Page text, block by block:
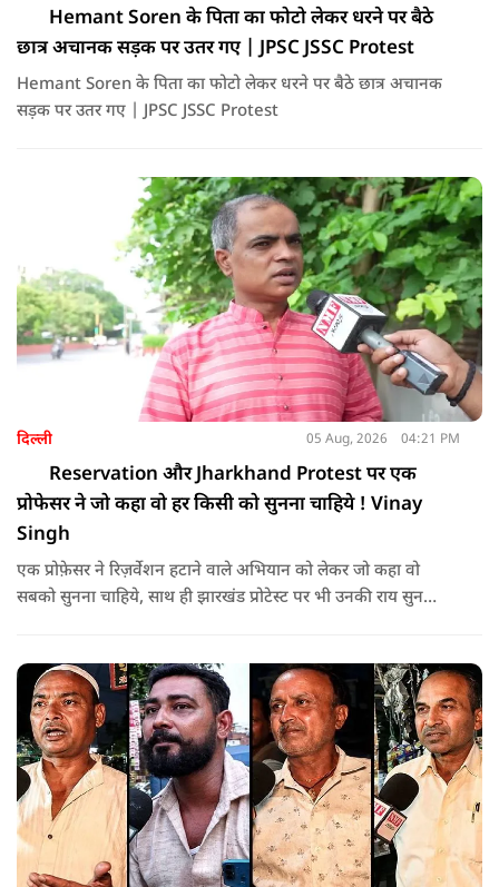
Hemant Soren के पिता का फोटो लेकर धरने पर बैठे
छात्र अचानक सड़क पर उतर गए | JPSC JSSC Protest
Hemant Soren के पिता का फोटो लेकर धरने पर बैठे छात्र अचानक
सड़क पर उतर गए | JPSC JSSC Protest
दिल्ली 05 Aug, 2026 04:21 PM
Reservation और Jharkhand Protest पर एक
प्रोफेसर ने जो कहा वो हर किसी को सुनना चाहिये ! Vinay
Singh
एक प्रोफ़ेसर ने रिज़र्वेशन हटाने वाले अभियान को लेकर जो कहा वो
सबको सुनना चाहिये, साथ ही झारखंड प्रोटेस्ट पर भी उनकी राय सुन